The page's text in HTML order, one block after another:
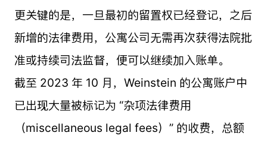
更关键的是，一旦最初的留置权已经登记，之后
新增的法律费用，公寓公司无需再次获得法院批
准或持续司法监督，便可以继续加入账单。
截至 2023 年 10 月，Weinstein 的公寓账户中
已出现大量被标记为 “杂项法律费用
（miscellaneous legal fees）” 的收费，总额